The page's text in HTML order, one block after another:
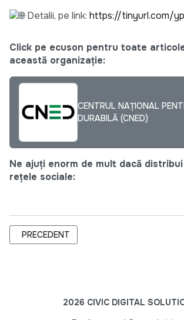
Detalii, pe link: https://tinyurl.com/
Click pe ecuson pentru toate
această organizație:
CENTRUL NAȚIONAL
DURABILĂ (CNED)
Ne ajuți enorm de mult dacă
rețele sociale:
ARTICOL PRECEDENT: JURNALUL
PRECEDENT
2026 CIVIC DIGITAL